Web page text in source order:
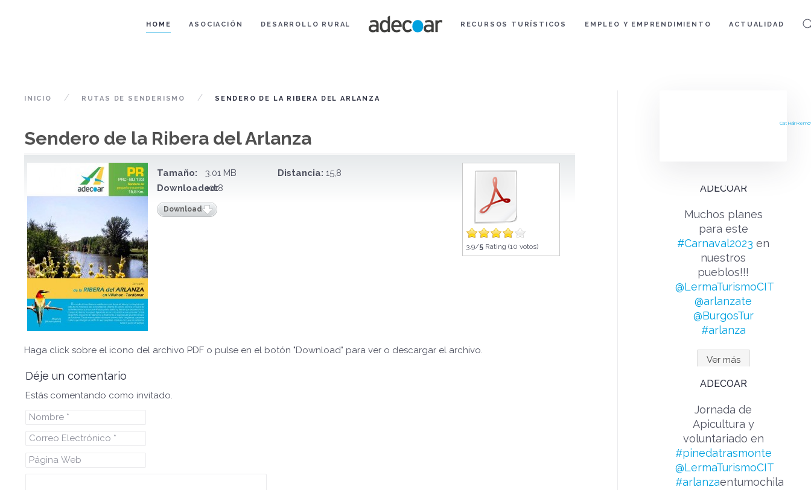
HOME ASOCIACIÓN DESARROLLO RURAL RECURSOS TURÍSTICOS EMPLEO Y EMPRENDIMIENTO ACTUALIDAD
INICIO RUTAS DE SENDERISMO SENDERO DE LA RIBERA DEL ARLANZA
Sendero de la Ribera del Arlanza
3.9/5 Rating (10 votos)
Tamaño: 3.01 MB Distancia: 15,8
Downloaded:
1018
Download
Haga click sobre el icono del archivo PDF o pulse en el botón "Download" para ver o descargar el archivo.
Déje un comentario
Estás comentando como invitado.
Cat Hair
ADECOAR
Muchos planes
para este
#Carnaval2023 en
nuestros
pueblos!!!
@LermaTurismoCIT
@arlanzate
@BurgosTur
#arlanza
Ver más
ADECOAR
Jornada de
Apicultura y
voluntariado en
#pinedatrasmonte
@LermaTurismoCIT
#arlanzaentumochila